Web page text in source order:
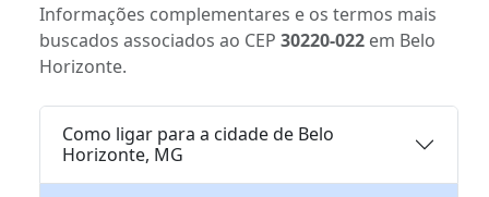
Informações complementares e os termos mais
buscados associados ao CEP 30220-022 em Belo
Horizonte.
Como ligar para a cidade de Belo
Horizonte, MG